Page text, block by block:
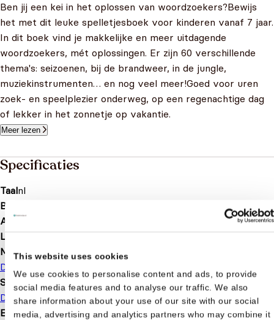
This website uses cookies
We use cookies to personalise content and ads, to provide
social media features and to analyse our traffic. We also
share information about your use of our site with our social
media, advertising and analytics partners who may combine it
Ben jij een kei in het oplossen van woordzoekers?Bewijs
het met dit leuke spelletjesboek voor kinderen vanaf 7 jaar.
In dit boek vind je makkelijke en meer uitdagende
woordzoekers, mét oplossingen. Er zijn 60 verschillende
thema's: seizoenen, bij de brandweer, in de jungle,
muziekinstrumenten… en nog veel meer!Goed voor uren
zoek- en speelplezier onderweg, op een regenachtige dag
of lekker in het zonnetje op vakantie.
Meer lezen
Specificaties
Taalnl
Bindwijze
Aantal pagina's
Leeftijd7 t/m 9 jaar
Merk
De Ballon
Soort boek
Doeboek
EAN9789403241425